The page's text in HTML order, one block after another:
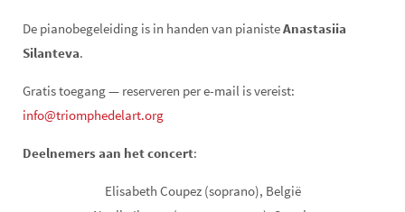
De pianobegeleiding is in handen van pianisteAnastasiia
Silanteva.
Gratis toegang — reserveren per e-mail is vereist:
info@triomphedelart.org
Deelnemers aan het concert:
Elisabeth Coupez (soprano), België